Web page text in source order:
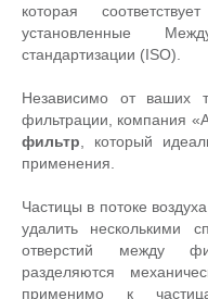
которая
установленные
стандартизации (ISO).
Независимо от ваших
фильтрации, компания
фильтр , который
применения.
Частицы в потоке
удалить несколькими
отверстий между
разделяются
применимо к